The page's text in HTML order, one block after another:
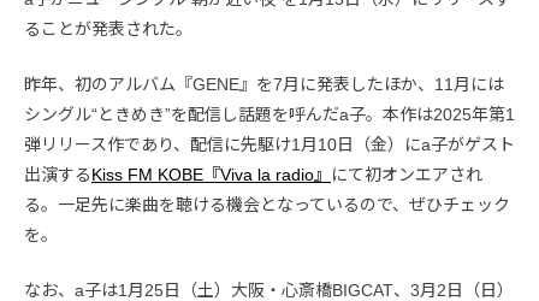
ることが発表された。
昨年、初のアルバム『GENE』を7月に発表したほか、11月には
シングル“ときめき”を配信し話題を呼んだa子。本作は2025年第1
弾リリース作であり、配信に先駆け1月10日（金）にa子がゲスト
出演するKiss FM KOBE『Viva la radio』
にて初オンエアされ
る。一足先に楽曲を聴ける機会となっているので、ぜひチェック
を。
なお、a子は1月25日（土）大阪・心斎橋BIGCAT、3月2日（日）